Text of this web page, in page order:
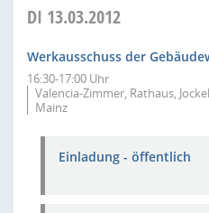
DI 13.03.2012
Werkausschuss der
16:30-17:00 Uhr
Valencia-Zimmer, Rathaus,
Mainz
Einladung - öffentlich